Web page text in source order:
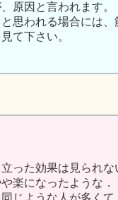
原因と言われます。
思われる場合には
て下さい。
った効果は見られな
楽になったような．
じような人が多くて